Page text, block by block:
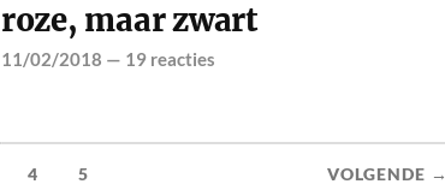
roze, maar zwart
11/02/2018 — 19 reacties
4 5 VOLGENDE →